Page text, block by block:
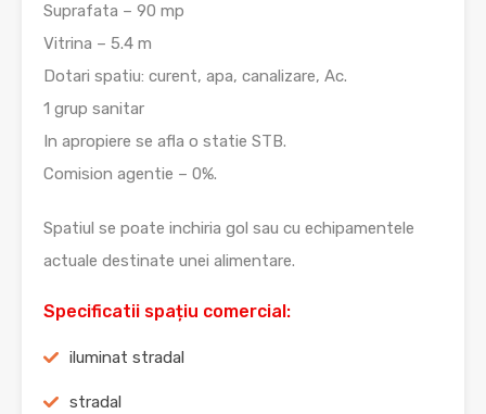
Suprafata – 90 mp
Vitrina – 5.4 m
Dotari spatiu: curent, apa, canalizare, Ac.
1 grup sanitar
In apropiere se afla o statie STB.
Comision agentie – 0%.
Spatiul se poate inchiria gol sau cu echipamentele
actuale destinate unei alimentare.
Specificatii spațiu comercial:
iluminat stradal
stradal